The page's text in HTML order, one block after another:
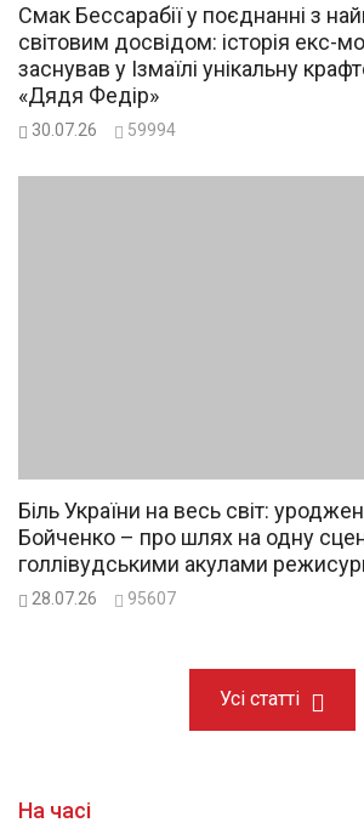
Смак Бессарабії у поєднанні з
світовим досвідом: історія екс-
заснував у Ізмаїлі унікальну
«Дядя Федір»
30.07.26 59994
Біль України на весь світ:
Бойченко – про шлях на одну
голлівудськими акулами
28.07.26 95607
Усі статті
На часі